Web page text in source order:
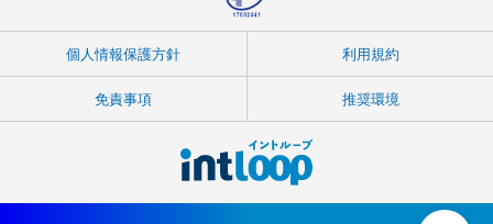
個人情報保護方針 利用規約
免責事項 推奨環境